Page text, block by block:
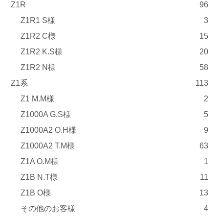
Z1R
96
Z1R1 S様
3
Z1R2 C様
15
Z1R2 K.S様
20
Z1R2 N様
58
Z1系
113
Z1 M.M様
2
Z1000A G.S様
5
Z1000A2 O.H様
9
Z1000A2 T.M様
63
Z1A O.M様
1
Z1B N.T様
11
Z1B O様
13
その他のお客様
4